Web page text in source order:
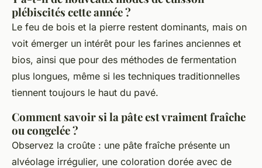
plébiscités cette année ?
Le feu de bois et la pierre restent dominants, mais on
voit émerger un intérêt pour les farines anciennes et
bios, ainsi que pour des méthodes de fermentation
plus longues, même si les techniques traditionnelles
tiennent toujours le haut du pavé.
Comment savoir si la pâte est vraiment fraîche
ou congelée ?
Observez la croûte : une pâte fraîche présente un
alvéolage irrégulier, une coloration dorée avec de